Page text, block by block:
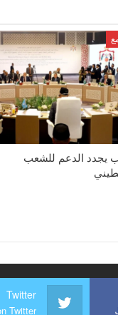
يجدد الدعم للشعب
Twitter
Twitter